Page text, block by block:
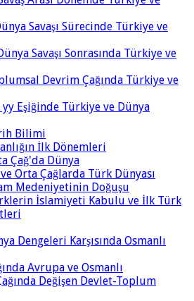
Savaşı Sürecinde Türkiye ve
Savaşı Sonrasında Türkiye ve
Devrim Çağında Türkiye ve
yy Eşiğinde Türkiye ve Dünya
Bilimi
İlk Dönemleri
Çağ'da Dünya
Orta Çağlarda Türk Dünyası
Medeniyetinin Doğuşu
İslamiyeti Kabulu ve İlk Türk
Dengeleri Karşısında Osmanlı
Avrupa ve Osmanlı
Değişen Devlet-Toplum